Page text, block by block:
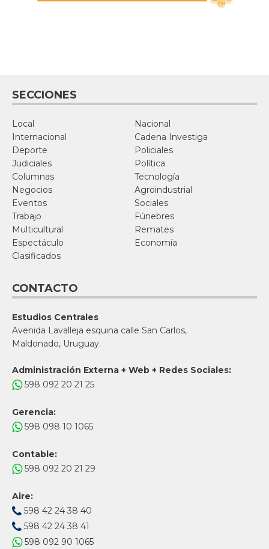
SECCIONES
Local
Nacional
Internacional
Cadena Investiga
Deporte
Policiales
Judiciales
Política
Columnas
Tecnología
Negocios
Agroindustrial
Eventos
Sociales
Trabajo
Fúnebres
Multicultural
Remates
Espectáculo
Economía
Clasificados
CONTACTO
Estudios Centrales
Avenida Lavalleja esquina calle San Carlos,
Maldonado, Uruguay.
Administración Externa + Web + Redes Sociales:
598 092 20 21 25
Gerencia:
598 098 10 1065
Contable:
598 092 20 21 29
Aire:
598 42 24 38 40
598 42 24 38 41
598 092 90 1065